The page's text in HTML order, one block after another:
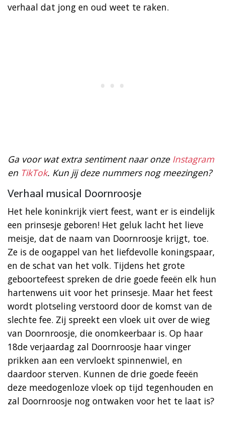
verhaal dat jong en oud weet te raken.
Ga voor wat extra sentiment naar onze Instagram
en TikTok. Kun jij deze nummers nog meezingen?
Verhaal musical Doornroosje
Het hele koninkrijk viert feest, want er is eindelijk
een prinsesje geboren! Het geluk lacht het lieve
meisje, dat de naam van Doornroosje krijgt, toe.
Ze is de oogappel van het liefdevolle koningspaar,
en de schat van het volk. Tijdens het grote
geboortefeest spreken de drie goede feeën elk hun
hartenwens uit voor het prinsesje. Maar het feest
wordt plotseling verstoord door de komst van de
slechte fee. Zij spreekt een vloek uit over de wieg
van Doornroosje, die onomkeerbaar is. Op haar
18de verjaardag zal Doornroosje haar vinger
prikken aan een vervloekt spinnenwiel, en
daardoor sterven. Kunnen de drie goede feeën
deze meedogenloze vloek op tijd tegenhouden en
zal Doornroosje nog ontwaken voor het te laat is?